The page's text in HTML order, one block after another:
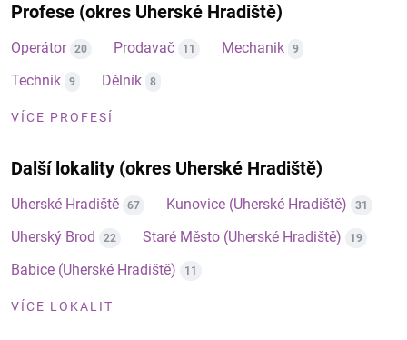
Profese (okres Uherské Hradiště)
Operátor 20 Prodavač 11 Mechanik 9
Technik 9 Dělník 8
VÍCE PROFESÍ
Další lokality (okres Uherské Hradiště)
Uherské Hradiště 67 Kunovice (Uherské Hradiště) 31
Uherský Brod 22 Staré Město (Uherské Hradiště) 19
Babice (Uherské Hradiště) 11
VÍCE LOKALIT